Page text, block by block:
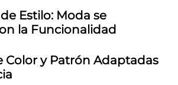
Estilo: Moda se
la Funcionalidad
Color y Patrón Adaptadas